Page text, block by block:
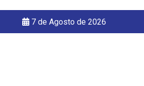
7 de Agosto de 2026